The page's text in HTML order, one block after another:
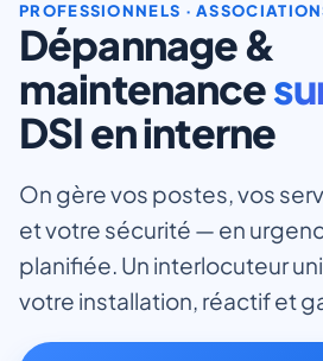
PROFESSIONNELS ·
Dépannage &
maintenance
DSI en interne
On gère vos postes, vos
et votre sécurité — en
planifiée. Un interlocuteur
votre installation, réactif et